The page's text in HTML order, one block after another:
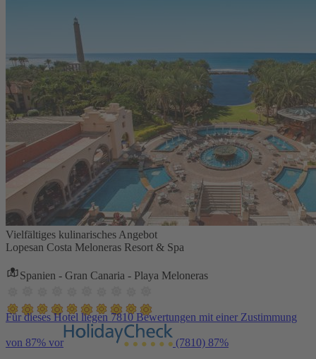
Vielfältiges kulinarisches Angebot
Lopesan Costa Meloneras Resort & Spa
Spanien - Gran Canaria - Playa Meloneras
Für dieses Hotel liegen 7810 Bewertungen mit einer Zustimmung
von 87% vor (7810) 87%